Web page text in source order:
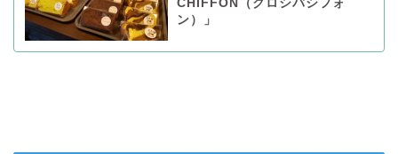
CHIFFON（クロシバシフォ
ン）」